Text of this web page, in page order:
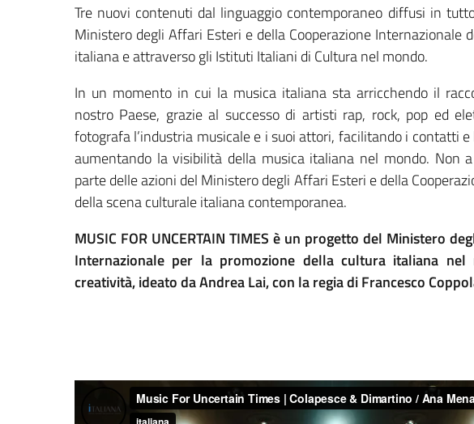
Tre nuovi contenuti dal linguaggio contemporaneo diffusi in
Ministero degli Affari Esteri e della Cooperazione Internazionale
italiana e attraverso gli Istituti Italiani di Cultura nel mondo.
In un momento in cui la musica italiana sta arricchendo il
nostro Paese, grazie al successo di artisti rap, rock, pop ed
fotografa l’industria musicale e i suoi attori, facilitando i contatti
aumentando la visibilità della musica italiana nel mondo. Non
parte delle azioni del Ministero degli Affari Esteri e della
della scena culturale italiana contemporanea.
MUSIC FOR UNCERTAIN TIMES è un progetto del Ministero
Internazionale per la promozione della cultura italiana
creatività, ideato da Andrea Lai, con la regia di Francesco